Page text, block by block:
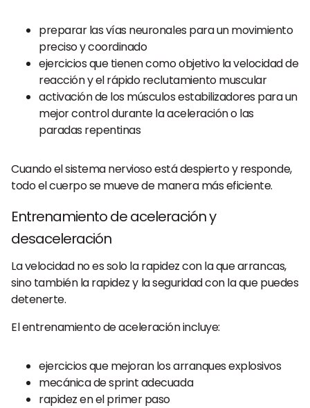
preparar las vías neuronales para un movimiento
preciso y coordinado
ejercicios que tienen como objetivo la velocidad de
reacción y el rápido reclutamiento muscular
activación de los músculos estabilizadores para un
mejor control durante la aceleración o las
paradas repentinas
Cuando el sistema nervioso está despierto y responde,
todo el cuerpo se mueve de manera más eficiente.
Entrenamiento de aceleración y
desaceleración
La velocidad no es solo la rapidez con la que arrancas,
sino también la rapidez y la seguridad con la que puedes
detenerte.
El entrenamiento de aceleración incluye:
ejercicios que mejoran los arranques explosivos
mecánica de sprint adecuada
rapidez en el primer paso